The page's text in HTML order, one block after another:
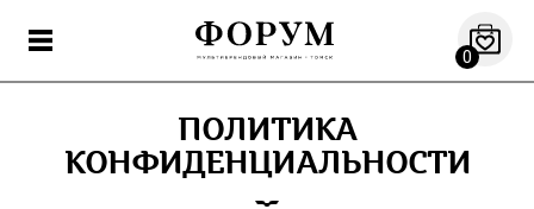
0
ПОЛИТИКА
КОНФИДЕНЦИАЛЬНОСТИ